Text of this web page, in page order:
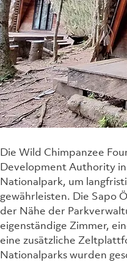
Die Wild Chimpanzee
Development Authority
Nationalpark, um
gewährleisten. Die Sapo
der Nähe der
eigenständige Zimmer,
eine zusätzliche
Nationalparks wurden